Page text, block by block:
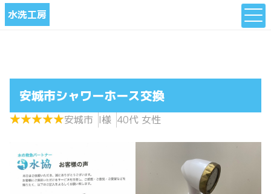
水洗工房
安城市シャワーホース交換
★★★★★
★★★★★安城市 I様 40代 女性